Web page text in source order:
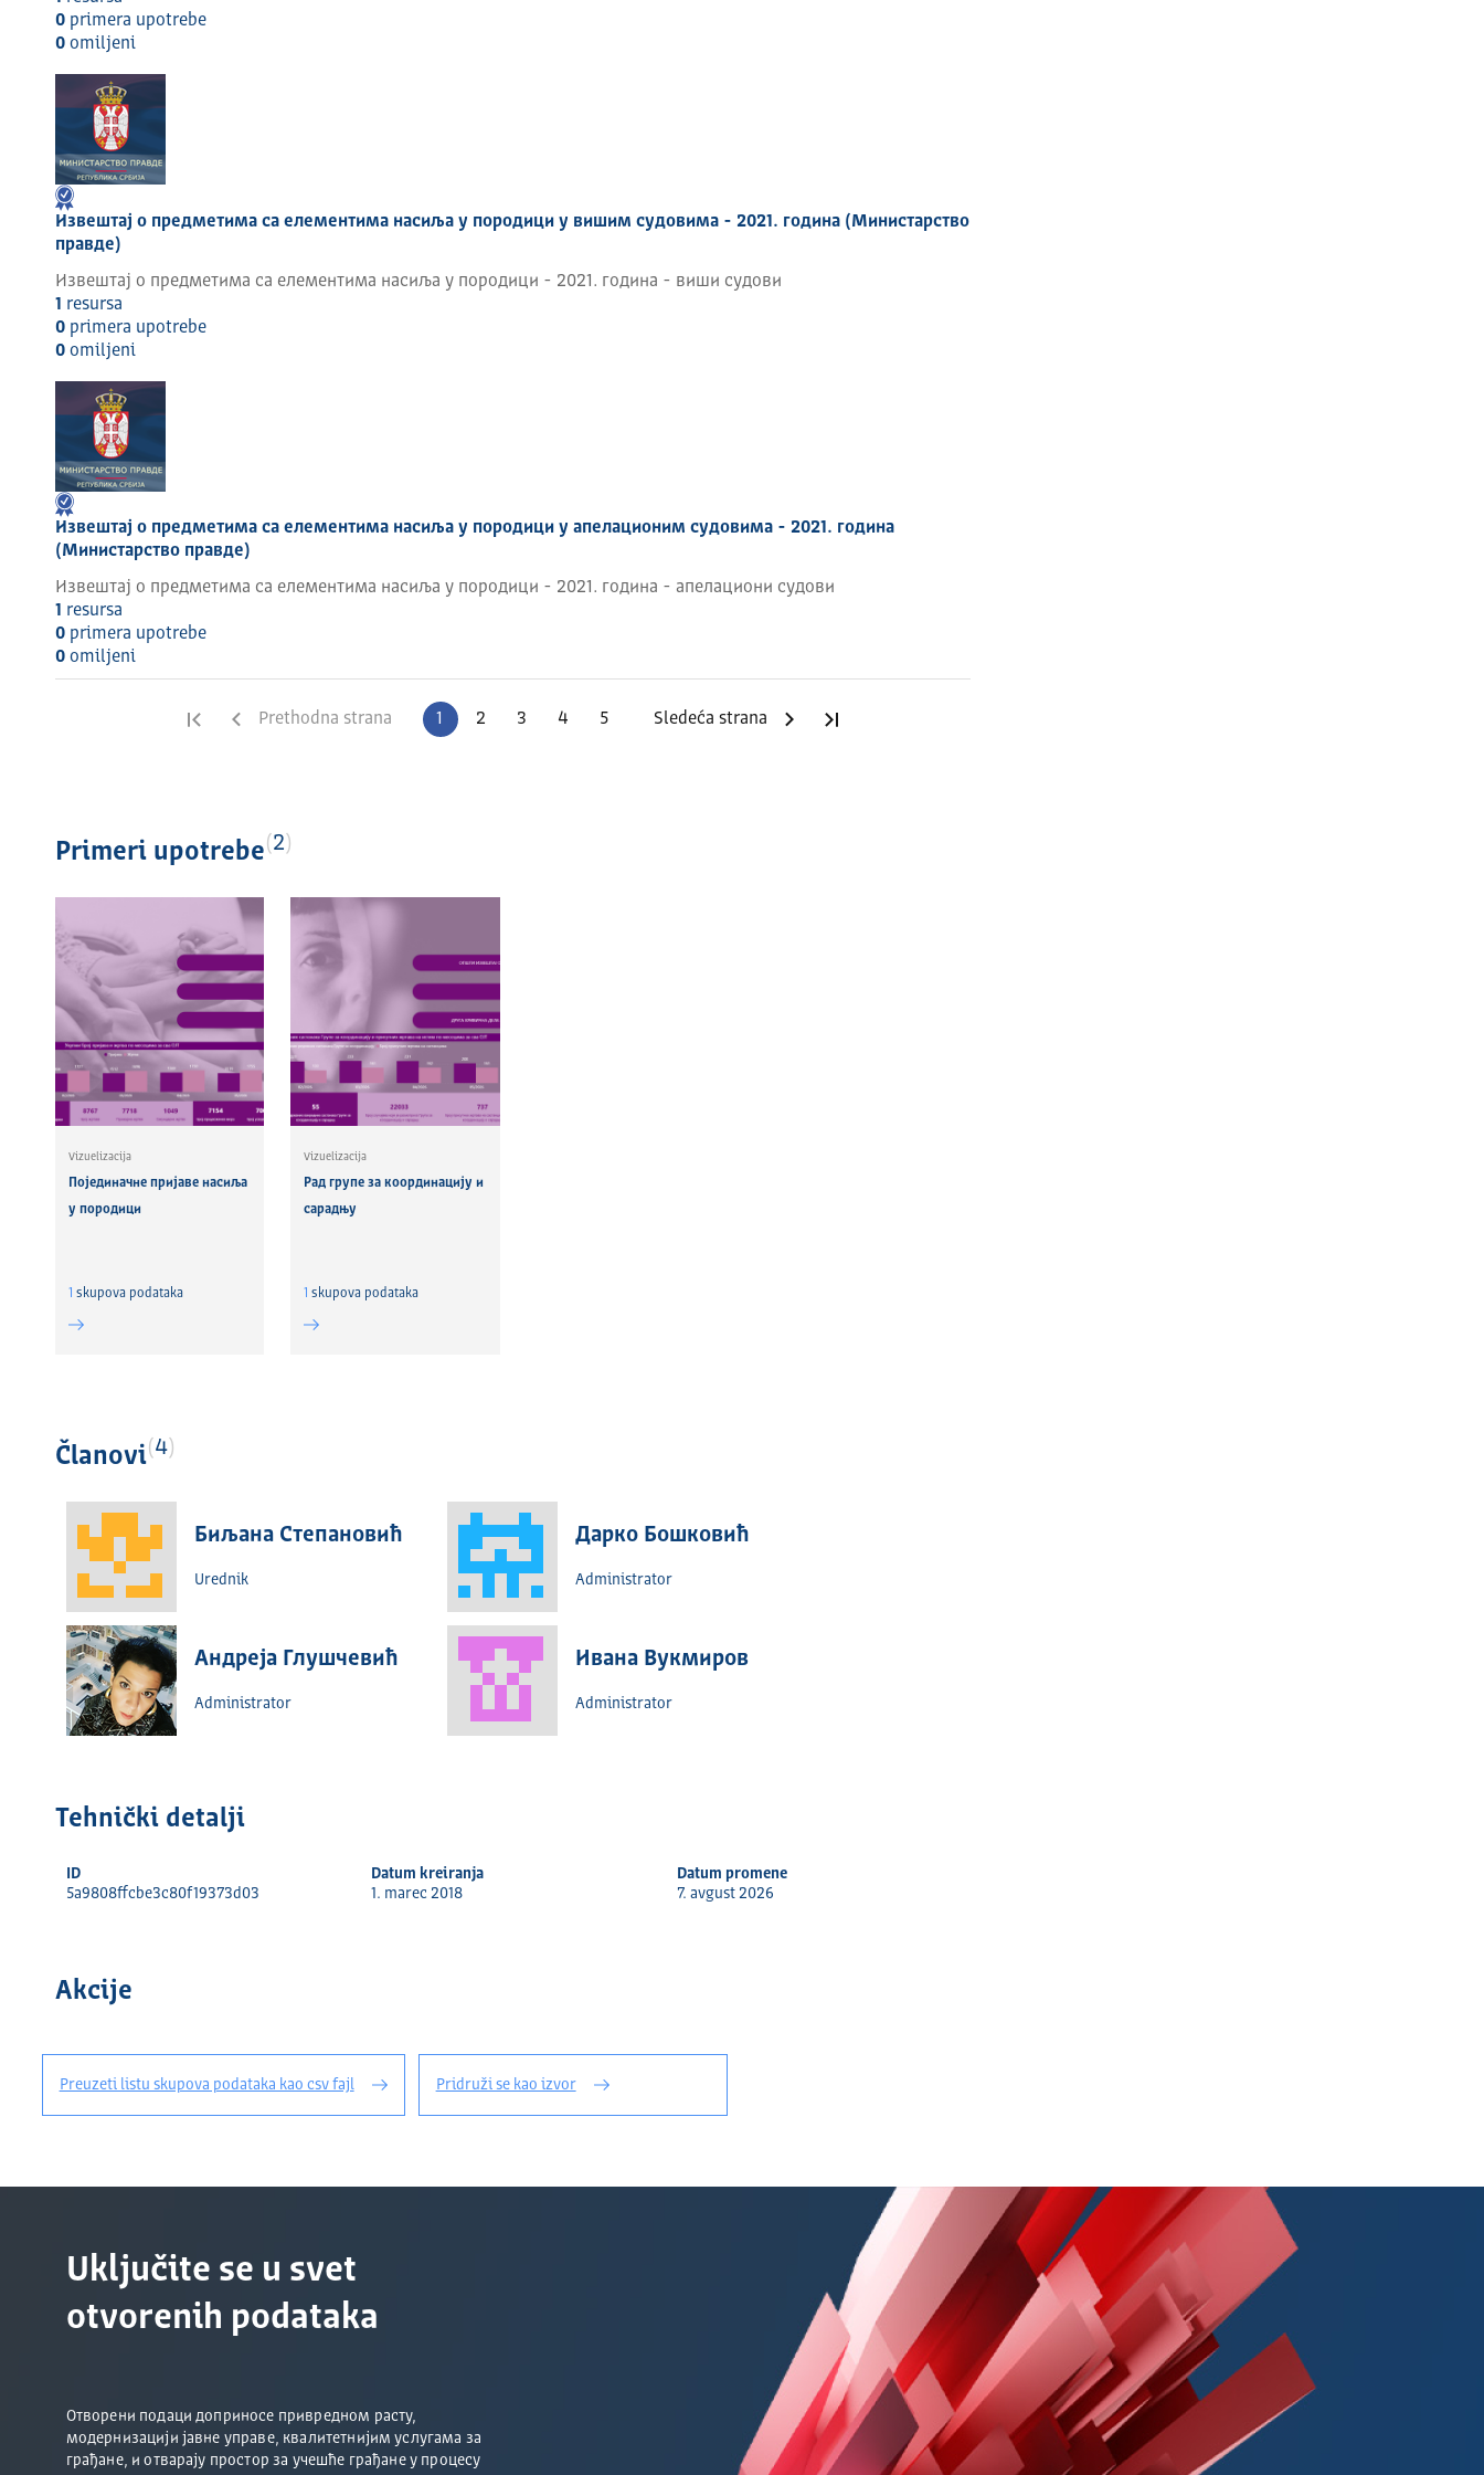
развој и афирмисање вредности религијске културе;
подршку развоју верског образовања и помоћ при укључивању у систем образовања;
пружање помоћи у заштити правног и друштвеног положаја цркава и верских заједница, остваривању
њихових законом утврђених права, уређивању и побољшању социјално-материјалног положаја носилаца
вере (свештеномонаштво, верски службеници, ђаци и студенти верских школа), као и друге послове
одређене законом.
0primera upotrebe
0omilјeni
Извештај о предметима са елементима насиља у породици у вишим судовима - 2021. година (Министарство
правде)
Извештај о предметима са елементима насиља у породици - 2021. година - виши судови
1 resursa
0primera upotrebe
0omilјeni
Извештај о предметима са елементима насиља у породици у апелационим судовима - 2021. година
(Министарство правде)
Извештај о предметима са елементима насиља у породици - 2021. година - апелациони судови
1 resursa
0primera upotrebe
0omilјeni
Prva stranaPrethodna strana 1 2 3 4 5 Sledeća strana
Primeri upotrebe 2
Vizuelizacija
Појединачне пријаве насиља
у породици
1 skupova podataka
Vizuelizacija
Рад групе за координацију и
сарадњу
1 skupova podataka
Članovi 4
Биљана Степановић
Urednik
Дарко Бошковић
Administrator
Андреја Глушчевић
Administrator
Ивана Вукмиров
Administrator
Tehnički detalјi
ID
5a9808ffcbe3c80f19373d03
Datum kreiranja
1. marec 2018
Datum promene
7. avgust 2026
Akcije
Preuzeti listu skupova podataka kao csv fajl Pridruži se kao izvor
Uključite se u svet
otvorenih podataka
Отворени подаци доприносе привредном расту,
модернизацији јавне управе, квалитетнијим услугама за
грађане, и отварају простор за учешће грађане у процесу